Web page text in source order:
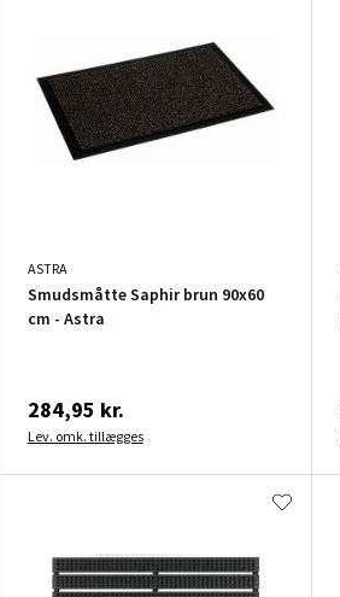
ASTRA
Smudsmåtte Saphir brun 90x60
cm - Astra
284,95 kr.
Lev. omk. tillægges